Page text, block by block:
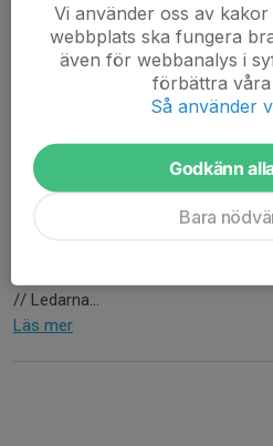
Då var denna veckan på
stolta över barnen och deras
// Ledarna...
Läs mer
Vi använder oss av
webbplats ska fungera
även för webbanalys i
förbättra våra
Så använder
Godkänn
Bara